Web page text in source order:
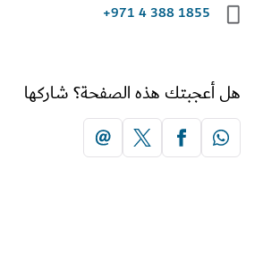
+971 4 388 1855
هذه الصفحة؟ شاركها